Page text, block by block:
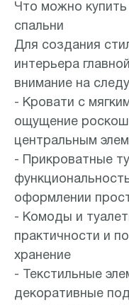
Что можно
спальни
Для создания
интерьера
внимание на
- Кровати с
ощущение
центральным
- Прикроватные
оформлении
- Комоды и
практичности и
хранение
- Текстильные
декоративные